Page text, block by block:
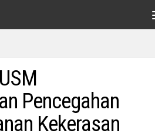
Pencegahan
Kekerasan